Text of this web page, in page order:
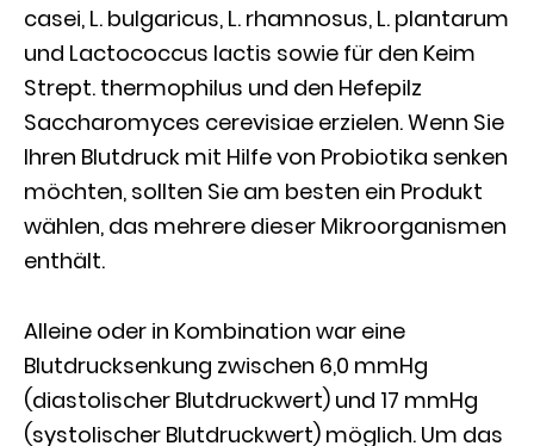
casei, L. bulgaricus, L. rhamnosus, L. plantarum
und Lactococcus lactis sowie für den Keim
Strept. thermophilus und den Hefepilz
Saccharomyces cerevisiae erzielen. Wenn Sie
Ihren Blutdruck mit Hilfe von Probiotika senken
möchten, sollten Sie am besten ein Produkt
wählen, das mehrere dieser Mikroorganismen
enthält.
Alleine oder in Kombination war eine
Blutdrucksenkung zwischen 6,0 mmHg
(diastolischer Blutdruckwert) und 17 mmHg
(systolischer Blutdruckwert) möglich. Um das